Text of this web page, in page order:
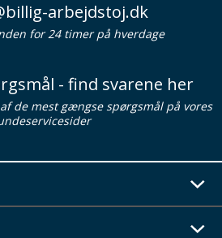
arbejdstoj.dk
for 24 timer på hverdage
- find svarene her
de mest gængse spørgsmål på vores